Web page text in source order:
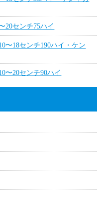
20センチ75ハイ
〜18センチ190ハイ・ケン
〜20センチ90ハイ